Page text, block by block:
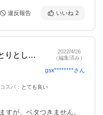
違反報告 いいね 2
長年愛用しています。しっとりとした仕上…
2022/4/26
（編集済み）
gsx********さん
コスパ ： とても良い
すが、ベタつきません。